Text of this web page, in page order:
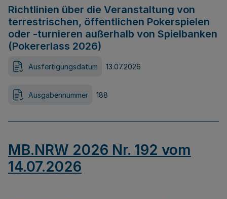
Richtlinien über die Veranstaltung von
terrestrischen, öffentlichen Pokerspielen
oder -turnieren außerhalb von Spielbanken
(Pokererlass 2026)
Ausfertigungsdatum 13.07.2026
Ausgabennummer 188
MB.NRW 2026 Nr. 192 vom
14.07.2026